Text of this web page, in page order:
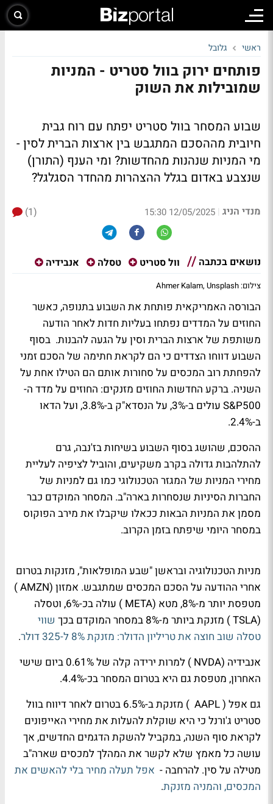
ראשי גלובל
פותחים ירוק בוול סטריט - המניות
שמובילות את השוק
שבוע המסחר בוול סטריט יפתח עם רוח גבית
חיובית מההסכם המתגבש בין ארצות הברית לסין -
מי המניות שנהנות מהחדשות? ומי הענף (התורן)
שנצבע באדום בגלל ההצהרות מהחדר הסגלגל?
מנדי הניג |
12/05/2025 15:30
(1)
נושאים בכתבה וול סטריט טסלה אנבידיה
צילום: Ahmer Kalam, Unsplash
הבורסה האמריקאית פותחת את השבוע בתנופה, כאשר
החוזים על המדדים נפתחו בעליות חדות לאחר הודעה
משותפת של ארצות הברית וסין על הגעה להבנות. בסוף
השבוע דווחו הצדדים כי הם לקראת חתימה של הסכם זמני
להפחתת רוב המכסים על סחורות אותם הם הטילו אחת על
השניה. ברקע החדשות החוזים מזנקים: החוזים על מדד ה-
S&P500 עולים ב-3%, על הנסדא"ק ב-3.8%, ועל הדאו
ב-2.4%.
ההסכם, שהושג בסוף השבוע בשיחות בז'נבה, גרם
להתלהבות גדולה בקרב משקיעים, והוביל לציפיה לעליית
מחירי המניות של המגזר הטכנולוגי כמו גם למניות של
החברות הסיניות שנסחרות בארה"ב. המסחר המוקדם כבר
מסמן את המניות הבאות ככאלו שיקבלו את מירב הפוקוס
במסחר היומי שיפתח בזמן הקרוב.
מניות הטכנולוגיה ובראשן "שבע המופלאות", מזנקות בטרום
אחרי ההודעה על הסכם המכסים שמתגבש. אמזון (AMZN
)
מטפסת יותר מ-8%, מטא (
META
) עולה בכ-6%, וטסלה
(
TSLA) מזנקת ביותר מ-8% במסחר המוקדם בכך
שווי
טסלה שוב חוצה את טריליון הדולר: מזנקת 8% ל-325 דולר
.
אנבידיה (NVDA
) למרות ירידה קלה של 0.61% ביום שישי
האחרון, מטפסת גם היא בטרום המסחר בכ-4.4%.
גם אפל (AAPL
) מזנקת ב-6.5% בטרום לאחר דיווח בוול
סטריט ג'ורנל כי היא שוקלת להעלות את מחירי האייפונים
לקראת סוף השנה, במקביל להשקת הדגמים החדשים, אך
עושה כל מאמץ שלא לקשר את המהלך למכסים שארה"ב
מטילה על סין. להרחבה - אפל תעלה מחיר בלי להאשים את
המכסים, והמניה מזנקת.